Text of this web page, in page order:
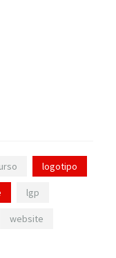
logotipo
lgp
website